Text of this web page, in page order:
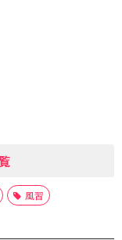
風習